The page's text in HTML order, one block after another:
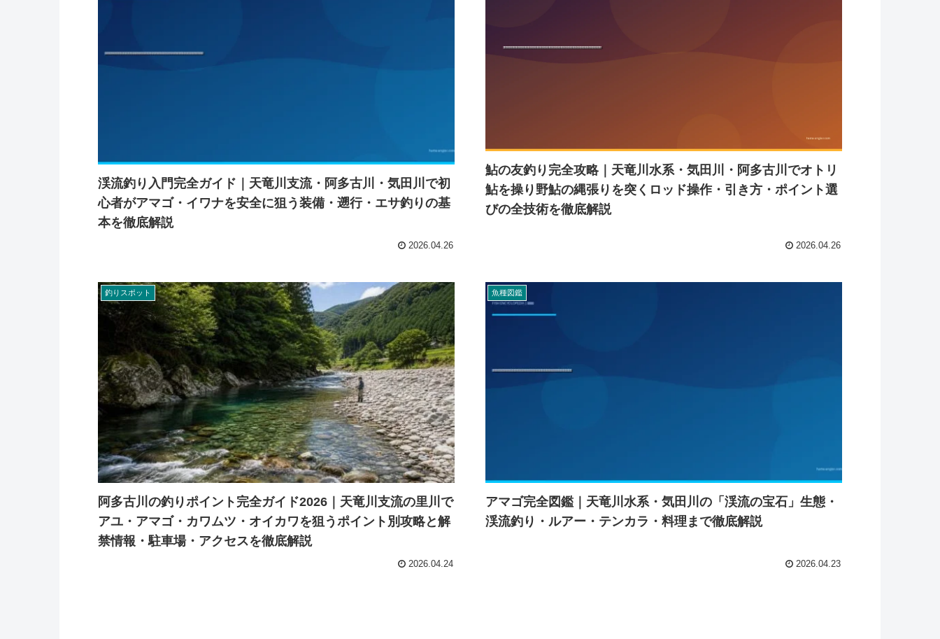
渓流釣り入門完全ガイド｜天竜川支流・阿多古川・気田川で初
心者がアマゴ・イワナを安全に狙う装備・遡行・エサ釣りの基
本を徹底解説
2026.04.26
鮎の友釣り完全攻略｜天竜川水系・気田川・阿多古川でオトリ
鮎を操り野鮎の縄張りを突くロッド操作・引き方・ポイント選
びの全技術を徹底解説
2026.04.26
釣りスポット
阿多古川の釣りポイント完全ガイド2026｜天竜川支流の里川で
アユ・アマゴ・カワムツ・オイカワを狙うポイント別攻略と解
禁情報・駐車場・アクセスを徹底解説
2026.04.24
魚種図鑑
アマゴ完全図鑑｜天竜川水系・気田川の「渓流の宝石」生態・
渓流釣り・ルアー・テンカラ・料理まで徹底解説
2026.04.23